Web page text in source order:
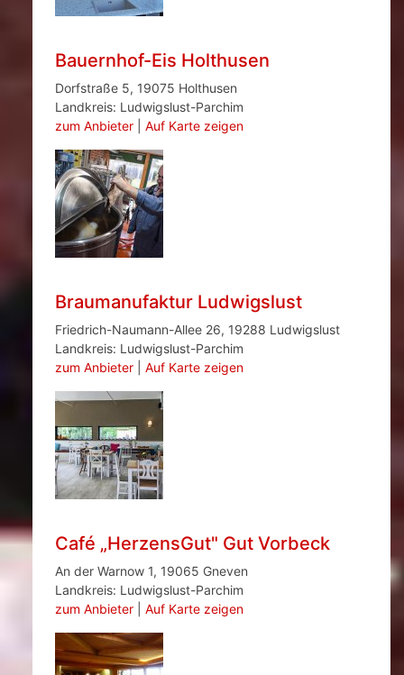
Bauernhof-Eis Holthusen
Dorfstraße 5, 19075 Holthusen
Landkreis: Ludwigslust-Parchim
zum Anbieter| Auf Karte zeigen
Braumanufaktur Ludwigslust
Friedrich-Naumann-Allee 26, 19288 Ludwigslust
Landkreis: Ludwigslust-Parchim
zum Anbieter| Auf Karte zeigen
Café „HerzensGut" Gut Vorbeck
An der Warnow 1, 19065 Gneven
Landkreis: Ludwigslust-Parchim
zum Anbieter| Auf Karte zeigen